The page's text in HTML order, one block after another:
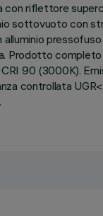
con riflettore
sottovuoto con
Prodotto
90 (3000K).
controllata